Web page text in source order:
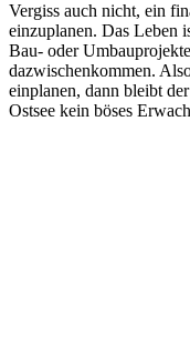
Vergiss auch nicht, ein
einzuplanen. Das Leben
Bau- oder
dazwischenkommen.
einplanen, dann bleibt
Ostsee kein böses